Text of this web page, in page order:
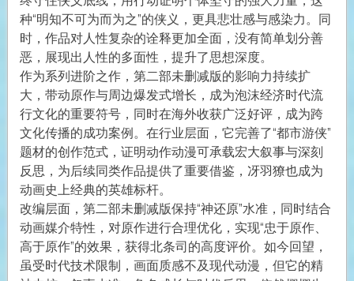
种“明知不可为而为之”的侠义，更具悲壮感与感染力。同
时，作品对人性复杂的诠释更加全面，没有简单划分善
恶，展现出人性的多面性，提升了思想深度。
作为系列进阶之作，第二部未删减版的影响力持续扩
大，带动原作与周边爆发式增长，成为泡沫经济时代流
行文化的重要符号，同时在海外收获广泛好评，成为跨
文化传播的成功案例。在行业层面，它完善了“都市游侠”
题材的创作范式，证明动作动漫可承载宏大叙事与深刻
反思，为后续同类作品提供了重要借鉴，冴羽獠也成为
动画史上经典的英雄标杆。
改编层面，第二部未删减版保持“神还原”水准，同时结合
动画媒介特性，对原作进行合理优化，实现“忠于原作、
高于原作”的效果，获得北条司的高度评价。如今回望，
虽受时代技术限制，画面质感不及现代动漫，但它的精